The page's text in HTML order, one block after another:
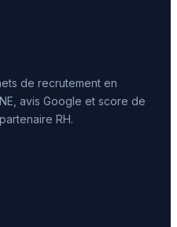
de recrutement en
avis Google et score de
RH.